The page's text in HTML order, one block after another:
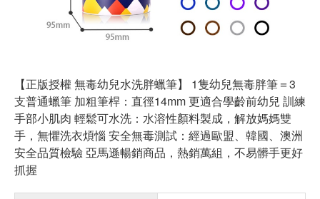
【正版授權 無毒幼兒水洗胖蠟筆】 1隻幼兒無毒胖筆＝3
支普通蠟筆 加粗筆桿：直徑14mm 更適合學齡前幼兒 訓練
手部小肌肉 輕鬆可水洗：水溶性顏料製成，解放媽媽雙
手，無懼洗衣煩惱 安全無毒測試：經過歐盟、韓國、澳洲
安全品質檢驗 亞馬遜暢銷商品，熱銷萬組，不易髒手更好
抓握